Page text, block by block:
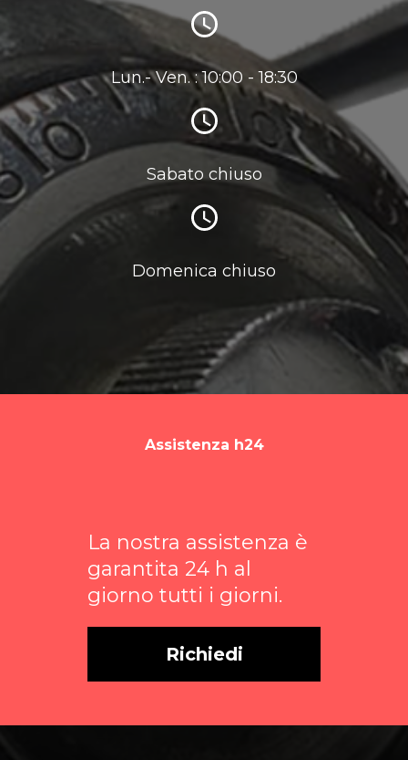
Lun.- Ven. : 10:00 - 18:30
Sabato chiuso
Domenica chiuso
Assistenza h24
La nostra assistenza è
garantita 24 h al
giorno tutti i giorni.
Richiedi